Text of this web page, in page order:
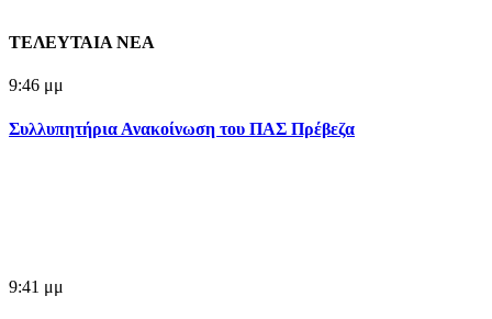
ΤΕΛΕΥΤΑΙΑ ΝΕΑ
9:46 μμ
Συλλυπητήρια Ανακοίνωση του ΠΑΣ Πρέβεζα
9:41 μμ